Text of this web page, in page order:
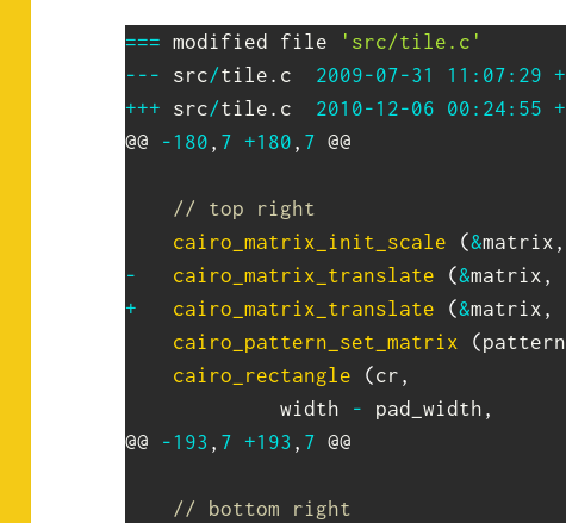
=== modified file
'src/tile.c'
-- - src/tile . 2009-07-31 11 : 07 : 29 +
+++ src/tile . 2010- 12-06 00 : 24 : 55 +
@@ - 180 , 7 +180 , 7 @@
// top right
cairo_matrix_init_scale
(&matrix ,
-
cairo_matrix_translate (&matrix ,
+
cairo_matrix_translate (&matrix ,
cairo_pattern_set_matrix
(pattern
cairo_rectangle
(cr ,
width - pad_width ,
@@ - 193 , 7 +193 , 7 @@
// bottom right